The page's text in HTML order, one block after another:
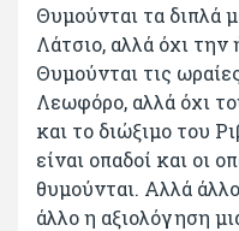
Θυμούνται τα διπλά
Λάτσιο, αλλά όχι
Θυμούνται τις
Λεωφόρο, αλλά όχι
και το διώξιμο του
είναι οπαδοί και οι
θυμούνται. Αλλά
άλλο η αξιολόγηση